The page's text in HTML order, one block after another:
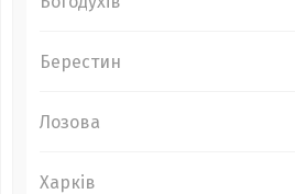
Берестин
Лозова
Харків